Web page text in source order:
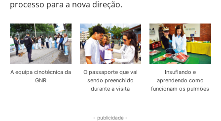
processo para a nova direção.
A equipa cinotécnica da
GNR
O passaporte que vai
sendo preenchido
durante a visita
Insuflando e
aprendendo como
funcionam os pulmões
- publicidade -